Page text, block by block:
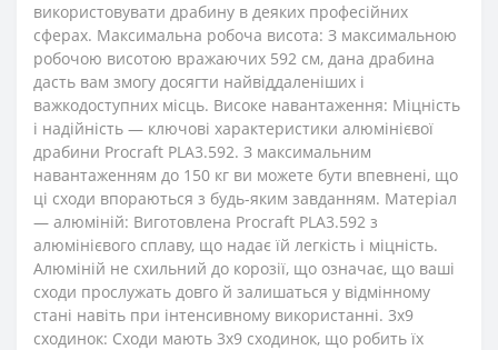
використовувати драбину в деяких професійних
сферах. Максимальна робоча висота: З максимальною
робочою висотою вражаючих 592 см, дана драбина
дасть вам змогу досягти найвіддаленіших і
важкодоступних місць. Високе навантаження: Міцність
і надійність — ключові характеристики алюмінієвої
драбини Procraft PLA3.592. З максимальним
навантаженням до 150 кг ви можете бути впевнені, що
ці сходи впораються з будь-яким завданням. Матеріал
— алюміній: Виготовлена Procraft PLA3.592 з
алюмінієвого сплаву, що надає їй легкість і міцність.
Алюміній не схильний до корозії, що означає, що ваші
сходи прослужать довго й залишаться у відмінному
стані навіть при інтенсивному використанні. 3x9
сходинок: Сходи мають 3x9 сходинок, що робить їх